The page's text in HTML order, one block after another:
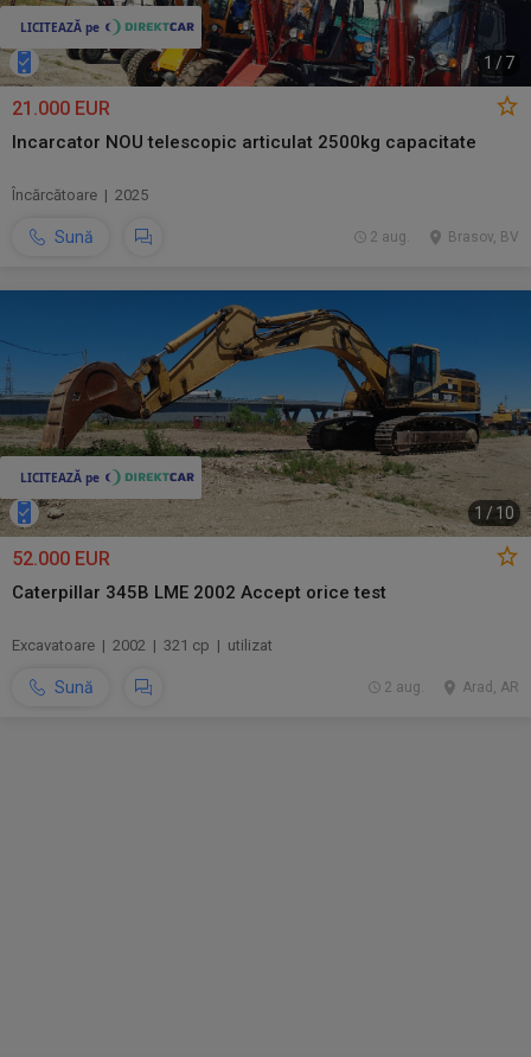
1 / 7
21.000 EUR
Incarcator NOU telescopic articulat 2500kg capacitate
Încărcătoare | 2025
Sună Brasov, BV
2 aug.
1 /10
52.000 EUR
Caterpillar 345B LME 2002 Accept orice test
Excavatoare | 2002 | 321 cp | utilizat
Sună Arad, AR
2 aug.